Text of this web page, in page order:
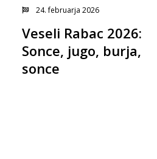
24. februarja 2026
Veseli Rabac 2026:
Sonce, jugo, burja,
sonce